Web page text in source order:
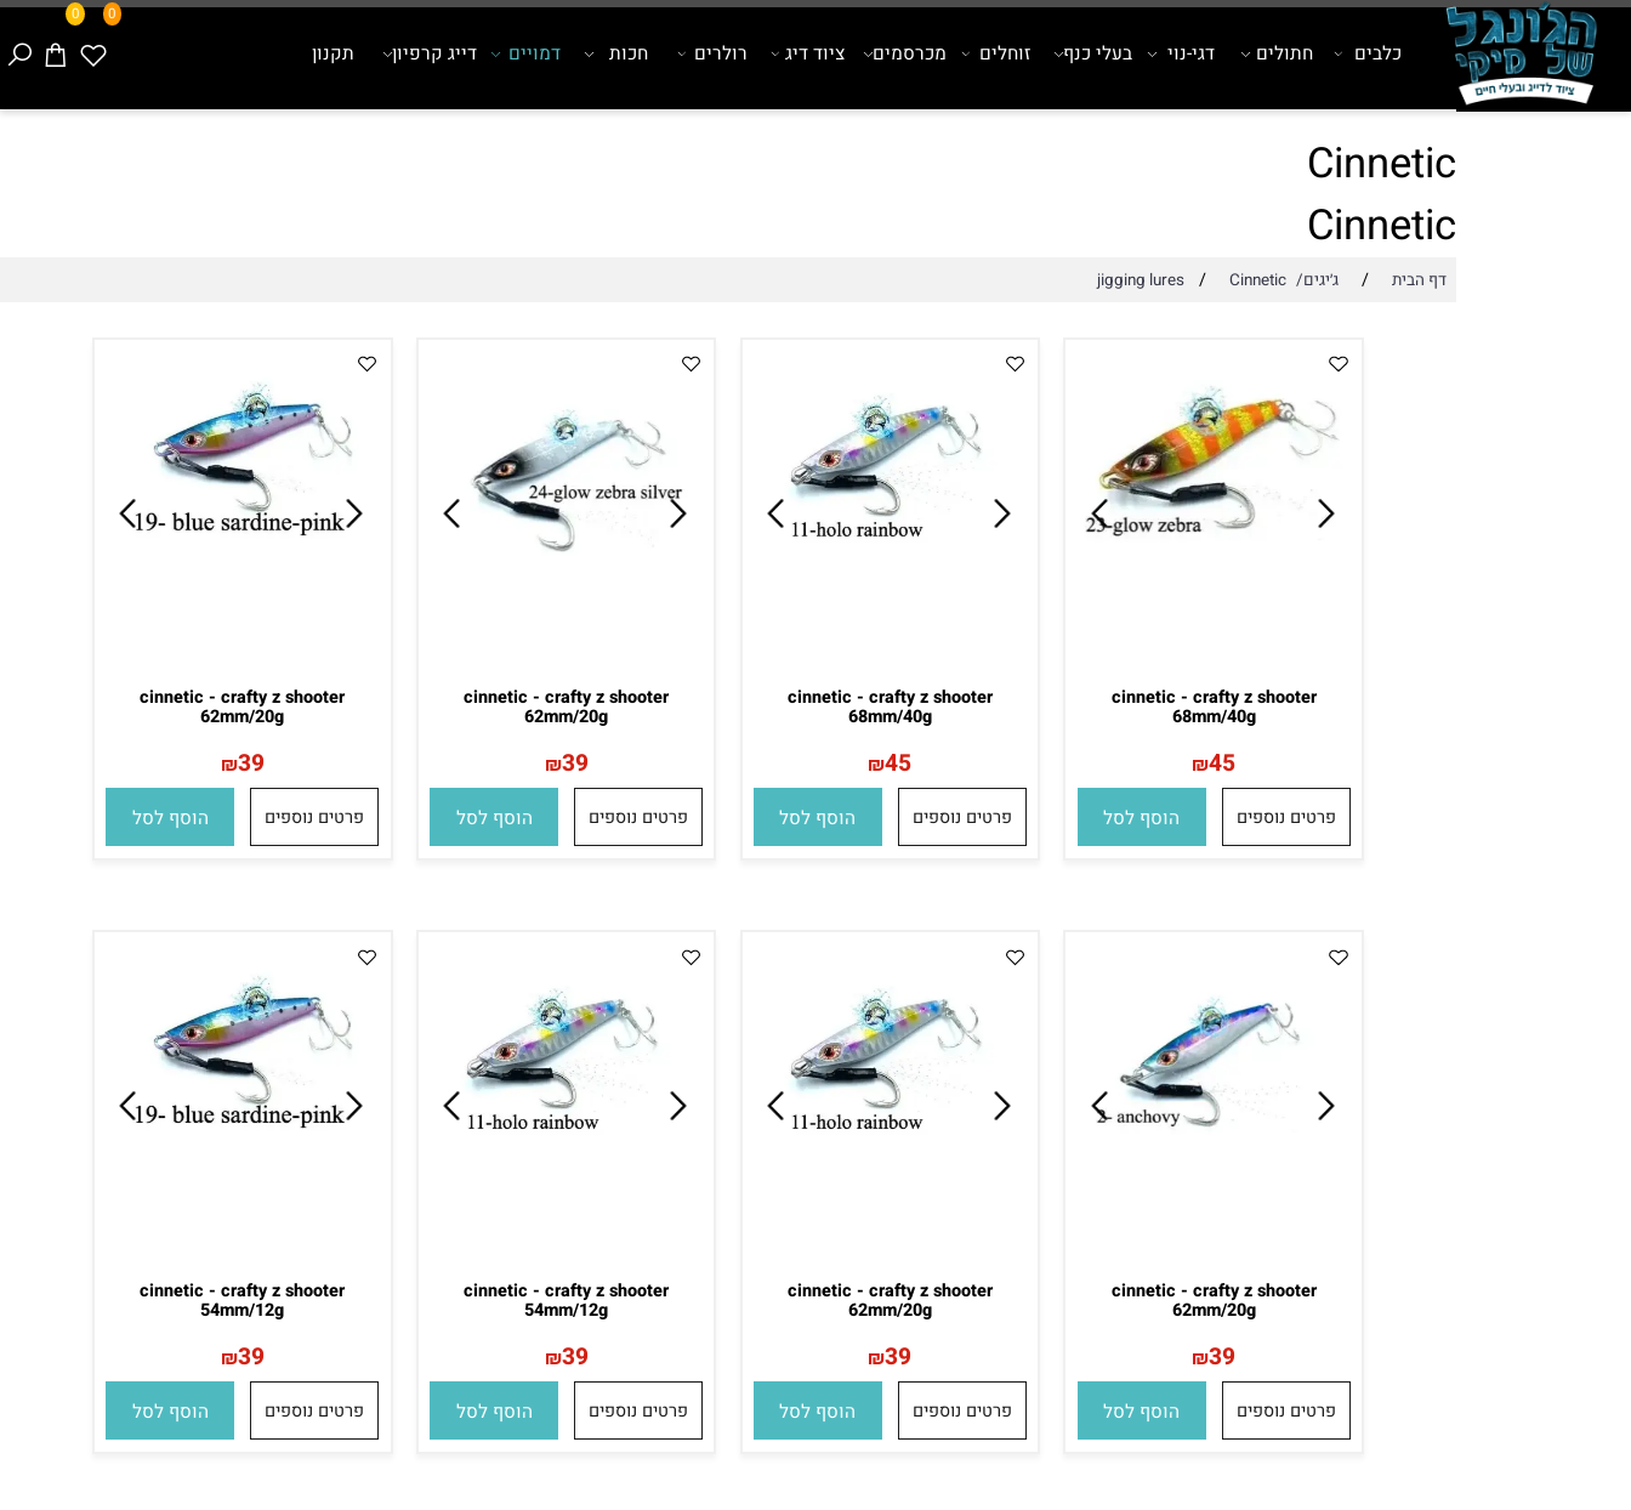
0 0
כלבים חתולים דגי-נוי בעלי כנף זוחלים מכרסמים ציוד דיג רולרים חכות דמויים דייג קרפיון תקנון
Cinnetic
Cinnetic
/ ג׳יגים/jigging lures / Cinnetic
cinnetic - crafty z shooter
68mm/40g
₪45
פרטים נוספים הוסף לסל
cinnetic - crafty z shooter
68mm/40g
₪45
פרטים נוספים הוסף לסל
cinnetic - crafty z shooter
62mm/20g
₪39
פרטים נוספים הוסף לסל
cinnetic - crafty z shooter
62mm/20g
₪ 39
פרטים נוספים הוסף לסל
cinnetic - crafty z shooter
62mm/20g
₪39
cinnetic - crafty z shooter
62mm/20g
₪39
cinnetic - crafty z shooter
54mm/12g
39
cinnetic - crafty z shooter
54mm/12g
39